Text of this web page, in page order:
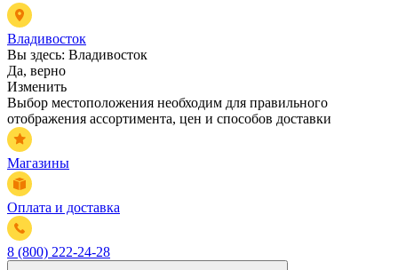
Владивосток
Вы здесь: Владивосток
Да, верно
Изменить
Выбор местоположения необходим для правильного
отображения ассортимента, цен и способов доставки
Магазины
Оплата и доставка
8 (800) 222-24-28